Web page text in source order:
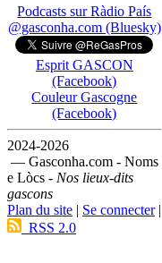
Podcasts sur Ràdio País
@gasconha.com (Bluesky)
Esprit GASCON
(Facebook)
Couleur Gascogne
(Facebook)
2024-2026
— Gasconha.com - Noms
e Lòcs - Nos lieux-dits
gascons
Plan du site | Se connecter|
RSS 2.0